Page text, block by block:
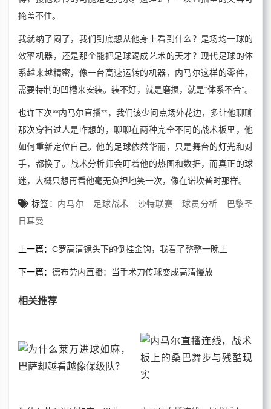
掩盖不住。
我就纳了闷了，我们到底想从他身上看到什么？是场均一球的
效率机器，还是那个能把足球踢成艺术的天才？现代足球的体
系越来越精密，像一台高速运转的机器，内马尔这样的零件，
需要特制的凹槽来安装。装不好，就是磨损，就是“体系不合”。
也许下次**内马尔直播**，我们该少问点场外花边，多让他聊聊
那次穿裆过人是咋想的，聊聊在两种完全不同的战术板里，他
如何重新定位自己。他的足球依然华丽，只是舞台的灯光和对
手，都换了。战术分析师会盯着他的热图和数据，而真正的球
迷，大概只想再看他毫无负担地笑一次，像在诺坎普时那样。
标签： 内马尔 足球战术 沙特联赛 球员分析
巴黎圣
日耳曼
上一篇： C罗高清镜头下的倒挂金钩，我看了整整一晚上
下一篇： 德布劳内直播：当手术刀传球变成高清慢放
相关推荐